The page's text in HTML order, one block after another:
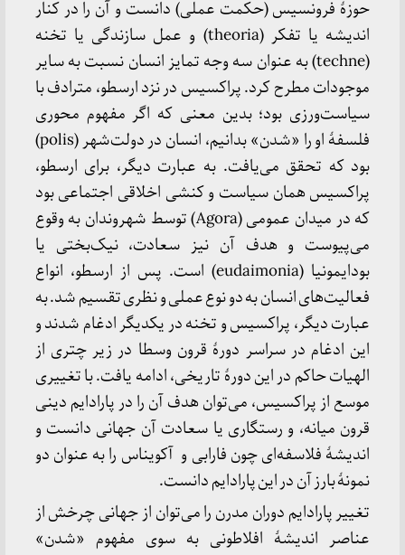
حوزهٔ فرونسیس (حکمت عملی) دانست و آن را در کنار
اندیشه یا تفکر (theoria) و عمل سازندگی یا تخنه
(techne) به عنوان سه وجه تمایز انسان نسبت به سایر
موجودات مطرح کرد. پراکسیس در نزد ارسطو، مترادف با
سیاست‌ورزی بود؛ بدین معنی که اگر مفهوم محوری
فلسفهٔ او را «شدن» بدانیم، انسان در دولت‌شهر (polis)
بود که تحقق می‌یافت. به عبارت دیگر، برای ارسطو،
پراکسیس همان سیاست و کنشی اخلاقی اجتماعی بود
که در میدان عمومی (Agora) توسط شهروندان به وقوع
می‌پیوست و هدف آن نیز سعادت، نیک‌بختی یا
بودایمونیا (eudaimonia) است. پس از ارسطو، انواع
فعالیت‌های انسان به دو نوع عملی و نظری تقسیم شد. به
عبارت دیگر، پراکسیس و تخنه در یکدیگر ادغام شدند و
این ادغام در سراسر دورهٔ قرون وسطا در زیر چتری از
الهیات حاکم در این دورهٔ تاریخی، ادامه یافت. با تغییری
موسع از پراکسیس، می‌توان هدف آن را در پارادایم دینی
قرون میانه، و رستگاری یا سعادت آن جهانی دانست و
اندیشهٔ فلاسفه‌ای چون فارابی و آکویناس را به عنوان دو
نمونهٔ بارز آن در این پارادایم دانست.
تغییر پارادایم دوران مدرن را می‌توان از جهانی چرخش از
عناصر اندیشهٔ افلاطونی به سوی مفهوم «شدن»